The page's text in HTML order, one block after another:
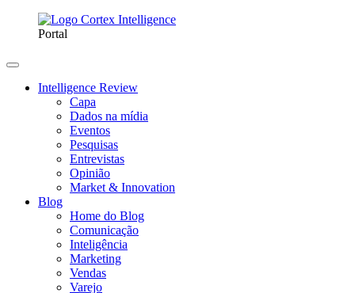
Portal
Intelligence Review
Capa
Dados na mídia
Eventos
Pesquisas
Entrevistas
Opinião
Market & Innovation
Blog
Home do Blog
Comunicação
Inteligência
Marketing
Vendas
Varejo